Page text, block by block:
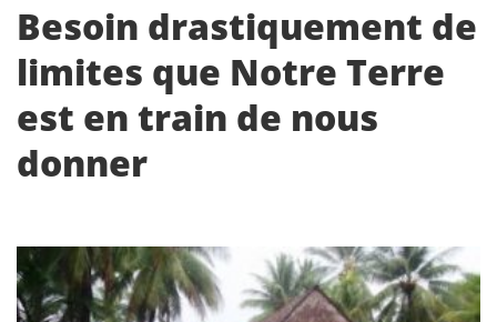
Besoin drastiquement de
limites que Notre Terre
est en train de nous
donner